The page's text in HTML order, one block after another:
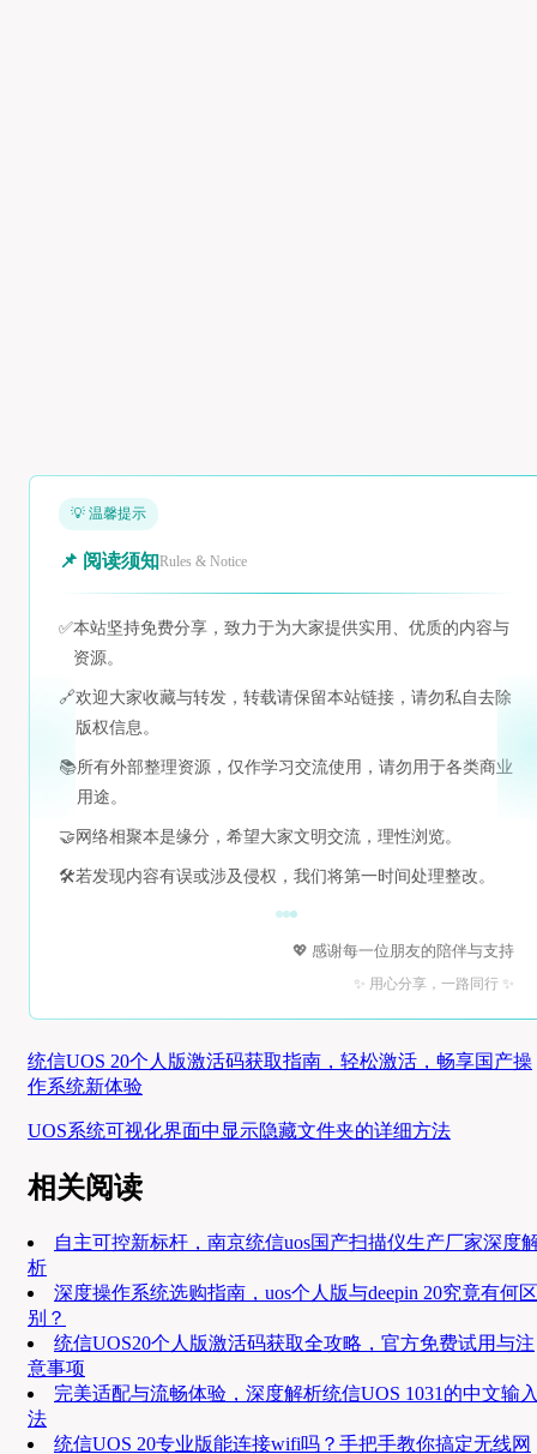
💡 温馨提示
📌 阅读须知Rules & Notice
✅本站坚持免费分享，致力于为大家提供实用、优质的内容与
资源。
🔗欢迎大家收藏与转发，转载请保留本站链接，请勿私自去除
版权信息。
📚所有外部整理资源，仅作学习交流使用，请勿用于各类商业
用途。
🤝 网络相聚本是缘分，希望大家文明交流，理性浏览。
🛠️若发现内容有误或涉及侵权，我们将第一时间处理整改。
💖 感谢每一位朋友的陪伴与支持
✨ 用心分享，一路同行 ✨
统信UOS 20个人版激活码获取指南，轻松激活，畅享国产操
作系统新体验
UOS系统可视化界面中显示隐藏文件夹的详细方法
相关阅读
自主可控新标杆，南京统信uos国产扫描仪生产厂家深度
析
深度操作系统选购指南，uos个人版与deepin 20究竟有何区
别？
统信UOS20个人版激活码获取全攻略，官方免费试用与注
意事项
完美适配与流畅体验，深度解析统信UOS 1031的中文输
法
统信UOS 20专业版能连接wifi吗？手把手教你搞定无线网